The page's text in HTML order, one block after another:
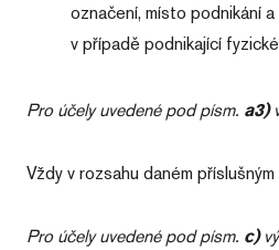
označení, místo podnikání
v případě podnikající
Pro účely uvedené pod písm. a3)
Vždy v rozsahu daném
Pro účely uvedené pod písm. c)